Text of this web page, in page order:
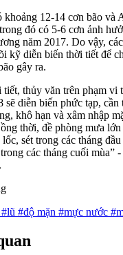
khoảng 12-14 cơn bão và
đó có 5-6 cơn ảnh
năm 2017. Do vậy,
kỹ diễn biến thời tiết để
gây ra.
tiết, thủy văn trên phạm vi
sẽ diễn biến phức tạp, cần
khô hạn và xâm nhập
thời, đề phòng mưa lớn
sét trong các tháng
các tháng cuối mùa”
#lũ #độ mặn #mực nước